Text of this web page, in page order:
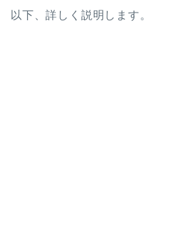
以下、詳しく説明します。